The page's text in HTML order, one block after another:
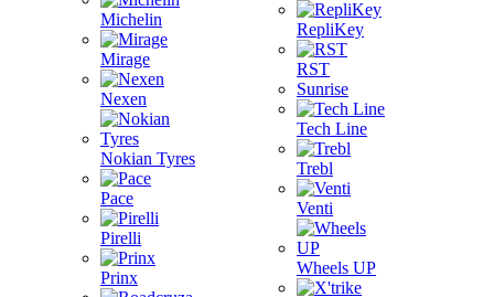
Michelin
Mirage
Nexen
Nokian Tyres
Pace
Pirelli
Prinx
RepliKey
RST
Sunrise
Tech Line
Trebl
Venti
Wheels UP